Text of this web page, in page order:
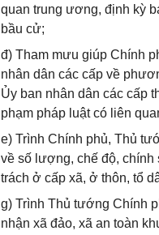
quan trung ương, định kỳ
bầu cử;
đ) Tham mưu giúp Chính
nhân dân các cấp về
Ủy ban nhân dân các cấp
phạm pháp luật có liên
e) Trình Chính phủ, Thủ
về số lượng, chế độ,
trách ở cấp xã, ở thôn, tổ
g) Trình Thủ tướng Chính
nhận xã đảo, xã an toàn